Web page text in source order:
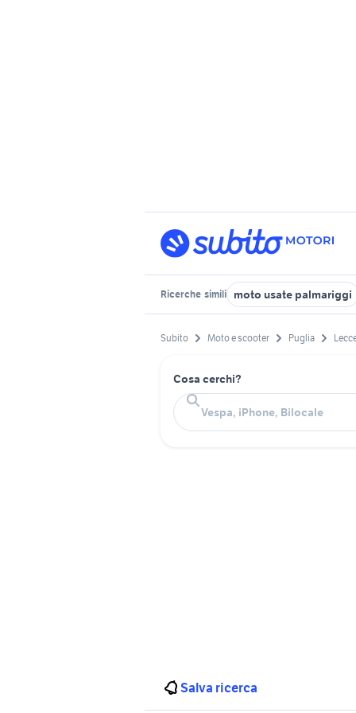
Ricerche simili moto usate palmariggi
Subito Moto e scooter Puglia
Cosa cerchi?
Salva ricerca